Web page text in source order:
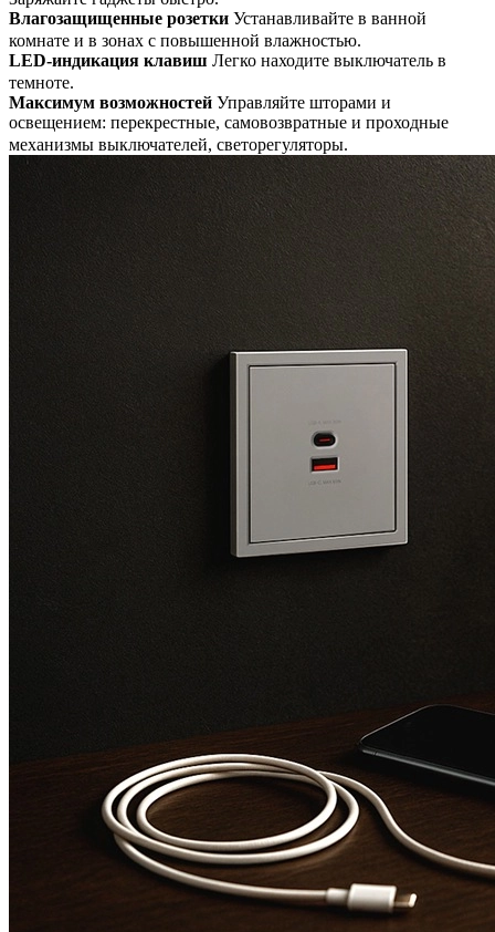
Влагозащищенные розетки Устанавливайте в ванной
комнате и в зонах с повышенной влажностью.
LED-индикация клавиш Легко находите выключатель в
темноте.
Максимум возможностей Управляйте шторами и
освещением: перекрестные, самовозвратные и проходные
механизмы выключателей, светорегуляторы.